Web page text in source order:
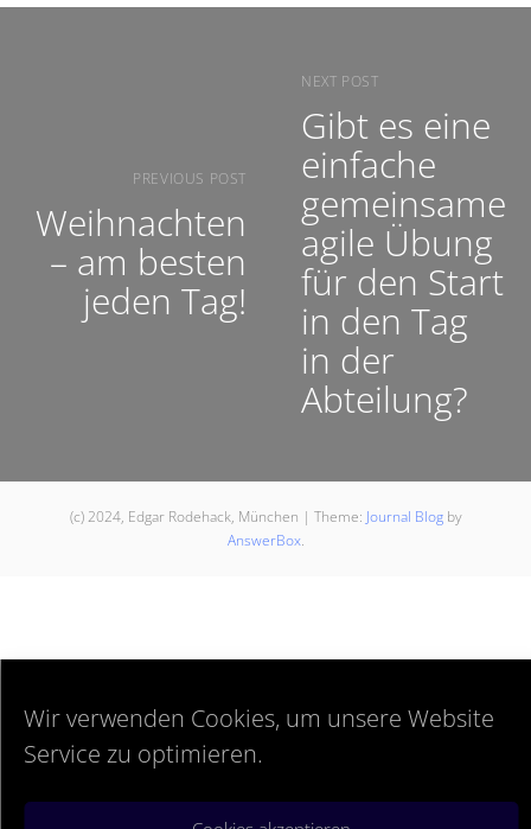
Wir verwenden Cookies, um unsere Website
Service zu optimieren.
PREVIOUS POST
Weihnachten
– am besten
jeden Tag!
NEXT POST
Gibt es eine
einfache
gemeinsame
agile Übung
für den Start
in den Tag
in der
Abteilung?
(c) 2024, Edgar Rodehack, München | Theme: Journal Blog by
AnswerBox.